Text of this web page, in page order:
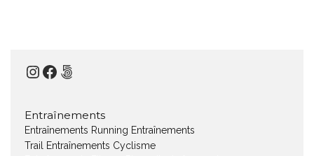
Instagram
Facebook
500px
Entraînements
Entraînements Running Entraînements
Trail
Entraînements Cyclisme